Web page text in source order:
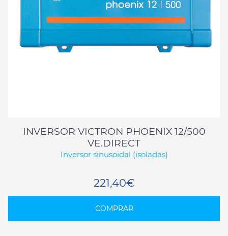
INVERSOR VICTRON PHOENIX 12/500
VE.DIRECT
Inversor sinusoidal (isoladas)
221,40€
COMPRAR